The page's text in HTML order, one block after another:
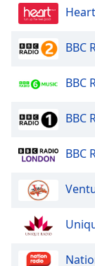
Area
Color
Opacity
Font
Edge
BBC
BBC
BBC
BBC